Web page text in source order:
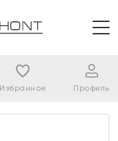
Избранное Профиль